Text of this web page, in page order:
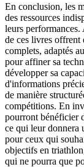
En conclusion, les
des ressources
leurs performances.
de ces livres offrent
complets, adaptés
pour affiner sa
développer sa
d'informations
de manière
compétitions. En
pourront bénéficier
ce qui leur donnera
pour ceux qui
objectifs en
qui ne pourra que